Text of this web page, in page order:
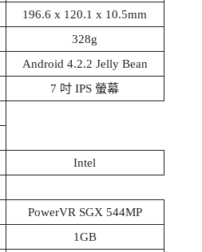
196.6 x 120.1 x 10.5mm
328g
Android 4.2.2 Jelly Bean
7 吋 IPS 螢幕
Intel
PowerVR SGX 544MP
1GB